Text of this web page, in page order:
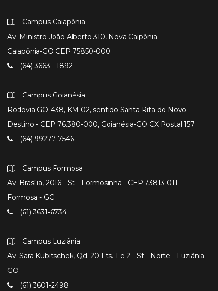
Campus Caiapônia
Av. Ministro João Alberto 310, Nova Caipônia
Caiapônia-GO CEP 75850-000
(64) 3663 - 1892
Campus Goianésia
Rodovia GO-438, KM 02, sentido Santa Rita do Novo
Destino - CEP 76.380-000, Goianésia-GO CX Postal 157
(64) 99277-7546
Campus Formosa
Av. Brasília, 2016 - St - Formosinha - CEP:73813-011 -
Formosa - GO
(61) 3631-6734
Campus Luziânia
Av. Sara Kubitschek, Qd. 20 Lts. 1 e 2 - St - Norte - Luziânia -
GO
(61) 3601-2498